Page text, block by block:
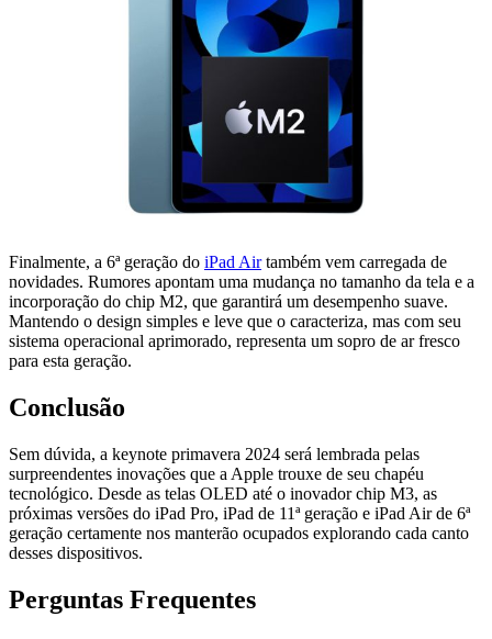
Finalmente, a 6ª geração do iPad Airtambém vem carregada de
novidades. Rumores apontam uma mudança no tamanho da tela e a
incorporação do chip M2, que garantirá um desempenho suave.
Mantendo o design simples e leve que o caracteriza, mas com seu
sistema operacional aprimorado, representa um sopro de ar fresco
para esta geração.
Conclusão
Sem dúvida, a keynote primavera 2024 será lembrada pelas
surpreendentes inovações que a Apple trouxe de seu chapéu
tecnológico. Desde as telas OLED até o inovador chip M3, as
próximas versões do iPad Pro, iPad de 11ª geração e iPad Air de 6ª
geração certamente nos manterão ocupados explorando cada canto
desses dispositivos.
Perguntas Frequentes